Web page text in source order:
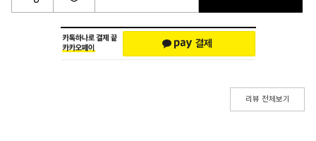
리뷰 전체보기